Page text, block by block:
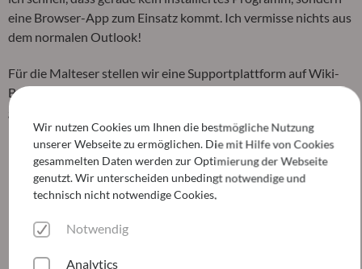
eine Browser-App zum Einsatz kommt. Ich vermisse nichts aus
dem normalen Outlook!
Für die Malteser stellen wir eine Supportplattform auf Wiki-
Basis mit Anleitungsartikeln zu IT-Themen bereit. Hier
Bei OWA anmelden
Automatische Antwort (Abwesenheitsassistent)
einstellen
Posteingangsregeln erstellen
Wir nutzen Cookies um Ihnen die bestmögliche Nutzung
unserer Webseite zu ermöglichen. Die mit Hilfe von Cookies
gesammelten Daten werden zur Optimierung der Webseite
genutzt. Wir unterscheiden unbedingt notwendige und
technisch nicht notwendige Cookies.
Notwendig
Analytics